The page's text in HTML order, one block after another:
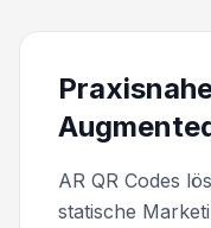
AR QR Codes
statische